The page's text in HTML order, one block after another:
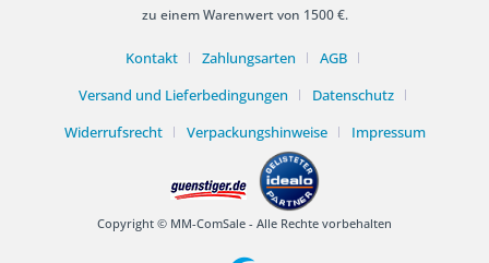
zu einem Warenwert von 1500 €.
Kontakt Zahlungsarten
AGB
Versand und Lieferbedingungen
Datenschutz
Widerrufsrecht
Verpackungshinweise Impressum
Copyright © MM-ComSale - Alle Rechte vorbehalten